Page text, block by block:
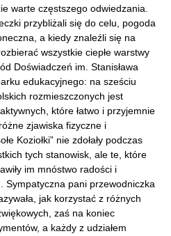
warte częstszego odwiedzania.
przybliżali się do celu, pogoda
a kiedy znaleźli się na
wszystkie ciepłe warstwy
Doświadczeń im. Stanisława
edukacyjnego: na sześciu
rozmieszczonych jest
które łatwo i przyjemnie
zjawiska fizyczne i
Koziołki” nie zdołały podczas
tych stanowisk, ale te, które
im mnóstwo radości i
Sympatyczna pani przewodniczka
jak korzystać z różnych
zaś na koniec
a każdy z udziałem